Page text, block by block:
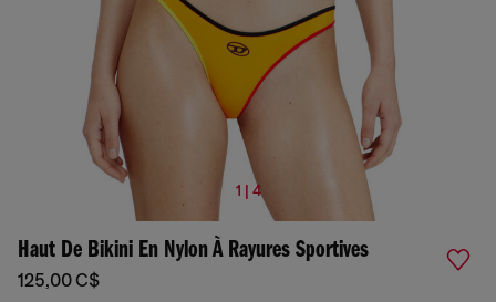
1 | 4
Haut De Bikini En Nylon À Rayures Sportives
125,00 C$